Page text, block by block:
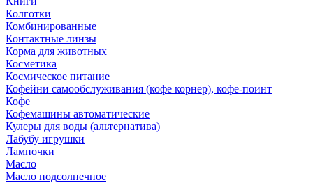
Колготки
Комбинированные
Контактные линзы
Корма для животных
Косметика
Космическое питание
Кофейни самообслуживания (кофе корнер), кофе-поинт
Кофе
Кофемашины автоматические
Кулеры для воды (альтернатива)
Лабубу игрушки
Лампочки
Масло
Масло подсолнечное